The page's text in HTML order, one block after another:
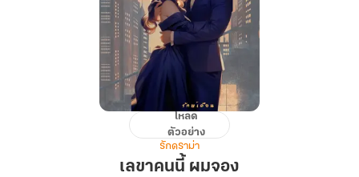
โหลด
ตัวอย่าง
รักดราม่า
เลขาคนนี้ ผมจอง